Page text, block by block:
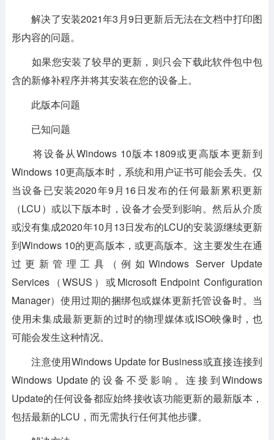
解决了安装2021年3月9日更新后无法在文档中打印图
形内容的问题。
如果您安装了较早的更新，则只会下载此软件包中包
含的新修补程序并将其安装在您的设备上。
此版本问题
已知问题
将设备从Windows 10版本1809或更高版本更新到
Windows 10更高版本时，系统和用户证书可能会丢失。仅
当设备已安装2020年9月16日发布的任何最新累积更新
（LCU）或以下版本时，设备才会受到影响。然后从介质
或没有集成2020年10月13日发布的LCU的安装源继续更新
到Windows 10的更高版本，或更高版本。这主要发生在通
过更新管理工具（例如Windows Server Update
Services（WSUS）或Microsoft Endpoint Configuration
Manager）使用过期的捆绑包或媒体更新托管设备时。当
使用未集成最新更新的过时的物理媒体或ISO映像时，也
可能会发生这种情况。
注意使用Windows Update for Business或直接连接到
Windows Update的设备不受影响。连接到Windows
Update的任何设备都应始终接收该功能更新的最新版本，
包括最新的LCU，而无需执行任何其他步骤。